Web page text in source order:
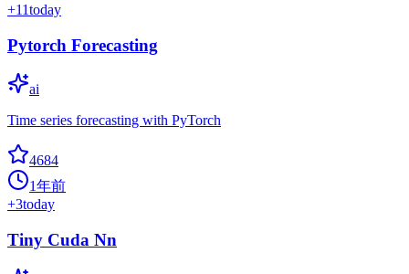
+11today
Pytorch Forecasting
ai
Time series forecasting with PyTorch
4684
1年前
+3today
Tiny Cuda Nn